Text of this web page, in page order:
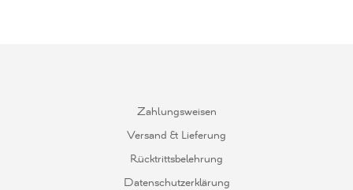
Zahlungsweisen
Versand & Lieferung
Rücktrittsbelehrung
Datenschutzerklärung